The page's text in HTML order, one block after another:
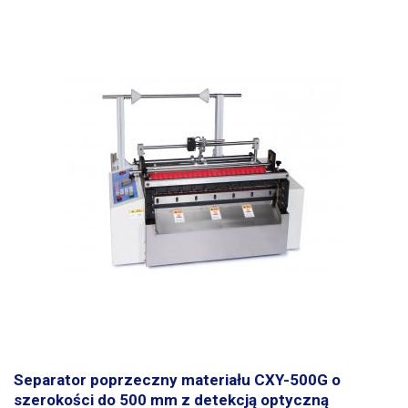
warunkach słabego oświetlenia. Klicker posiada gumowy pasek, który
można owinąć wokół palca, mocowanie na palec poprawia
liczenia przez długi czas. Licznik jest zasilany 2x bateriami LR1130
Zawartość opakowania:
licznik cyfrowy (kliker) czerwony, 2x
aktualnego stanu magazynowegoParametry:Materiał: tworzywo
sztuczne Liczba kliknięć: 1-99999 Zasilanie: 2x LR1130 Wewnętrzna
średnica oczka: maks. 32 mm Wymiary taśmy: 105x15mm (dłxszerxwys)
Wymiary licznika: 28x35x17,5 (dł. x wys. x szer.) Waga: 13g
Separator poprzeczny materiału CXY-500G o
szerokości do 500 mm z detekcją optyczną